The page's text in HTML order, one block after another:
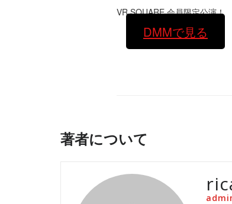
VR SQUARE 会員限定公演！
DMMで見る
著者について